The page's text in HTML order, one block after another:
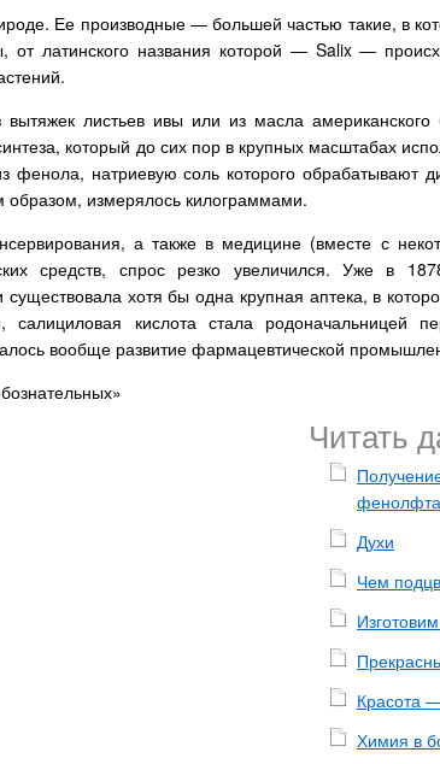
Ее производные — большей частью такие, в
латинского названия которой — Salix —
вытяжек листьев ивы или из масла
который до сих пор в крупных масштабах
фенола, натриевую соль которого обрабатывают
образом, измерялось килограммами.
а также в медицине (вместе с
средств, спрос резко увеличился. Уже в
хотя бы одна крупная аптека, в
кислота стала родоначальницей
вообще развитие фармацевтической
Читать
Духи
Чем
Красота
Химия в